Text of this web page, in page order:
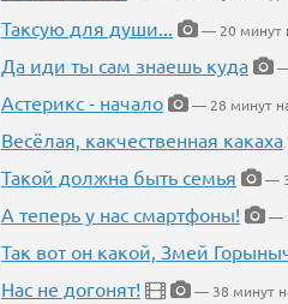
Таксую для души...
— 20 минут
Да иди ты сам знаешь куда
Астерикс - начало
— 28 минут
Весёлая, какчественная какаха
Такой должна быть семья
—
А теперь у нас смартфоны!
—
Так вот он какой, Змей
Нас не догонят!
— 38 минут